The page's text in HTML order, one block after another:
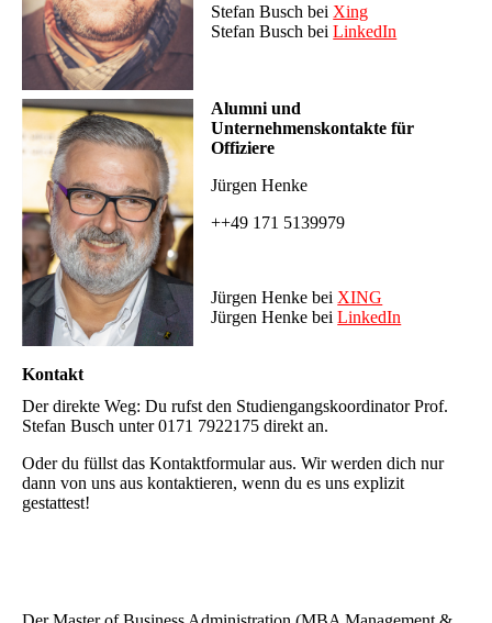
Stefan Busch bei Xing
Stefan Busch bei LinkedIn
Alumni und
Unternehmenskontakte für
Offiziere
Jürgen Henke
++49 171 5139979
Jürgen Henke bei XING
Jürgen Henke beiLinkedIn
Kontakt
Der direkte Weg: Du rufst den Studiengangskoordinator Prof.
Stefan Busch unter 0171 7922175 direkt an.
Oder du füllst das Kontaktformular aus. Wir werden dich nur
dann von uns aus kontaktieren, wenn du es uns explizit
gestattest!